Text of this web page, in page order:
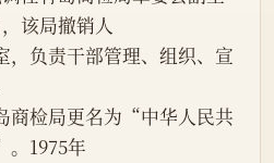
该局撤销人
，负责干部管理、组织、宣
1975年